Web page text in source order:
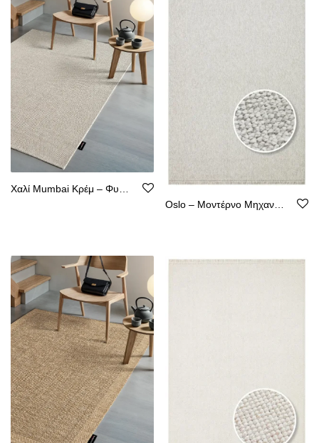
Oslo – Μοντέρνο Μηχανοποίητο Χαλί από Ψάθα – Χωρίς Χνούδι